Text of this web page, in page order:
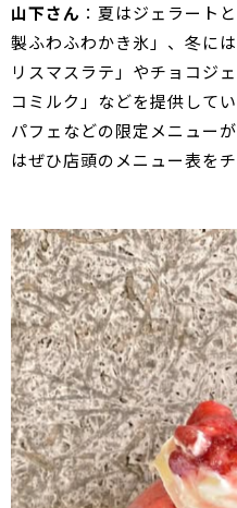
山下さん ：夏はジェラート
製ふわふわかき氷」、冬に
リスマスラテ」やチョコジ
コミルク」などを提供して
パフェなどの限定メニュー
はぜひ店頭のメニュー表を